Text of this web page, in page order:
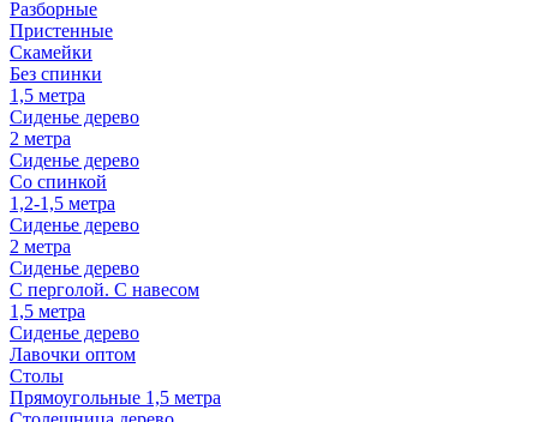
Разборные
Пристенные
Скамейки
Без спинки
1,5 метра
Сиденье дерево
2 метра
Сиденье дерево
Со спинкой
1,2-1,5 метра
Сиденье дерево
2 метра
Сиденье дерево
С перголой. С навесом
1,5 метра
Сиденье дерево
Лавочки оптом
Столы
Прямоугольные 1,5 метра